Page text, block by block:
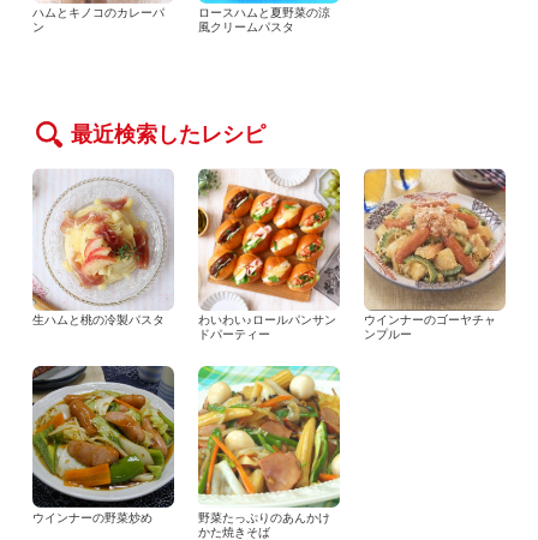
ハムとキノコのカレーパ
ン
ロースハムと夏野菜の涼
風クリームパスタ
最近検索したレシピ
生ハムと桃の冷製パスタ
わいわい♪ロールパンサン
ドパーティー
ウインナーのゴーヤチャ
ンプルー
ウインナーの野菜炒め
野菜たっぷりのあんかけ
かた焼きそば